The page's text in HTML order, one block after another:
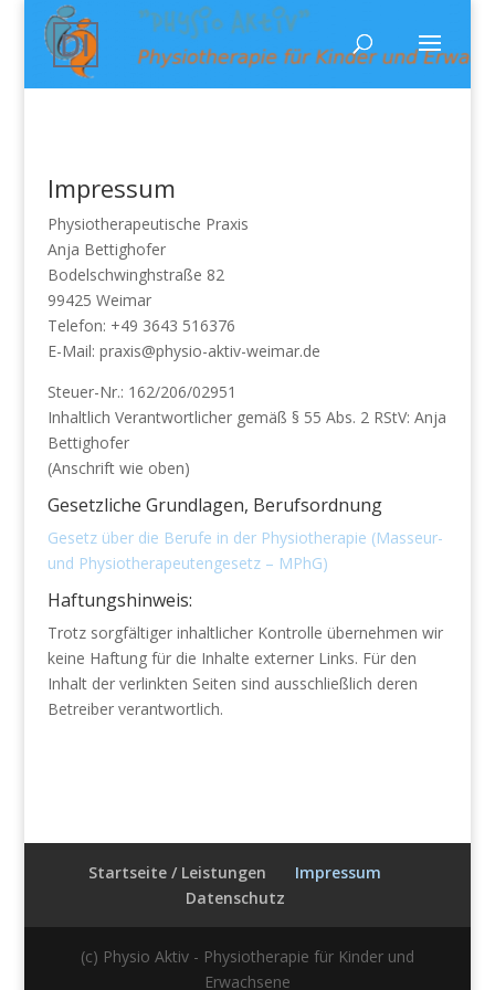
Impressum
Physiotherapeutische Praxis
Anja Bettighofer
Bodelschwinghstraße 82
99425 Weimar
Telefon: +49 3643 516376
E-Mail: praxis@physio-aktiv-weimar.de
Steuer-Nr.: 162/206/02951
Inhaltlich Verantwortlicher gemäß § 55 Abs. 2 RStV: Anja
Bettighofer
(Anschrift wie oben)
Gesetzliche Grundlagen, Berufsordnung
Gesetz über die Berufe in der Physiotherapie (Masseur-
und Physiotherapeutengesetz – MPhG)
Haftungshinweis:
Trotz sorgfältiger inhaltlicher Kontrolle übernehmen wir
keine Haftung für die Inhalte externer Links. Für den
Inhalt der verlinkten Seiten sind ausschließlich deren
Betreiber verantwortlich.
Startseite / Leistungen
Impressum
Datenschutz
(c) Physio Aktiv - Physiotherapie für Kinder und
Erwachsene